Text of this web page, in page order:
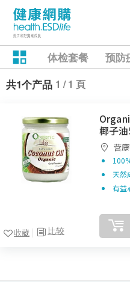
体检套餐 预防
共1个产品 1 / 1 頁
比较
收藏
椰子
营
天然
有益